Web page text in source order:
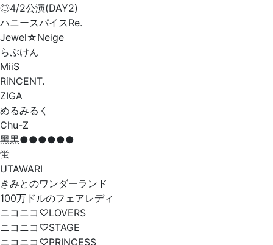
◎4/2公演(DAY2)
ハニースパイスRe.
Jewel☆Neige
らぶけん
MiiS
RiNCENT.
ZIGA
めるみるく
Chu-Z
黑黒●●●●●●
蛍
UTAWARI
きみとのワンダーランド
100万ドルのフェアレディ
ニコニコ♡LOVERS
ニコニコ♡STAGE
ニコニコ♡PRINCESS